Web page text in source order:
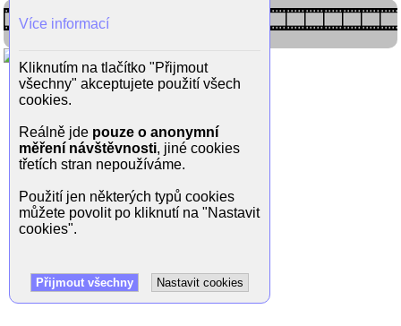
Více informací
Kliknutím na tlačítko "Přijmout
všechny" akceptujete použití všech
cookies.
Reálně jde pouze o anonymní
měření návštěvnosti, jiné cookies
třetích stran nepoužíváme.
Použití jen některých typů cookies
můžete povolit po kliknutí na "Nastavit
cookies".
Přijmout všechny Nastavit cookies